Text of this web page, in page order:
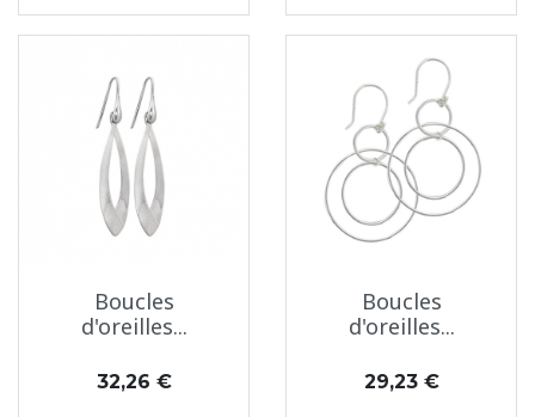
Boucles
d'oreilles...
Prix
32,26 €
Boucles
d'oreilles...
Prix
29,23 €